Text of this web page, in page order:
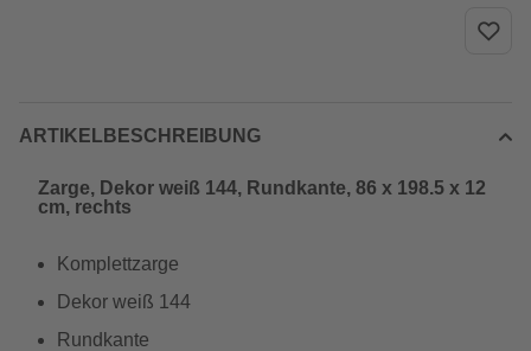
ARTIKELBESCHREIBUNG
Zarge, Dekor weiß 144, Rundkante, 86 x 198.5 x 12
cm, rechts
Komplettzarge
Dekor weiß 144
Rundkante